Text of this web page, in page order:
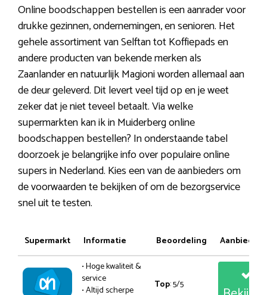
Online boodschappen bestellen is een aanrader voor
drukke gezinnen, ondernemingen, en senioren. Het
gehele assortiment van Selftan tot Koffiepads en
andere producten van bekende merken als
Zaanlander en natuurlijk Magioni worden allemaal aan
de deur geleverd. Dit levert veel tijd op en je weet
zeker dat je niet teveel betaalt. Via welke
supermarkten kan ik in Muiderberg online
boodschappen bestellen? In onderstaande tabel
doorzoek je belangrijke info over populaire online
supers in Nederland. Kies een van de aanbieders om
de voorwaarden te bekijken of om de bezorgservice
snel uit te testen.
Supermarkt Informatie Beoordeling
• Hoge kwaliteit &
service
• Altijd scherpe
Top: 5/5